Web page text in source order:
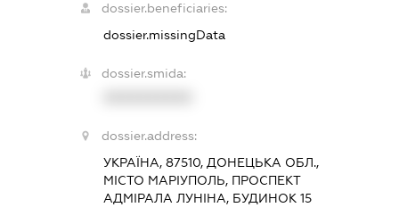
dossier.beneficiaries:
dossier.missingData
dossier.smida:
dossier.address:
УКРАЇНА, 87510, ДОНЕЦЬКА ОБЛ.,
МІСТО МАРІУПОЛЬ, ПРОСПЕКТ
АДМІРАЛА ЛУНІНА, БУДИНОК 15